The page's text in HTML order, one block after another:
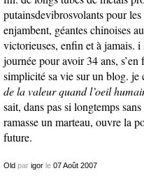
putainsdevibrosvolants pour
enjambent, géantes chinoises
victorieuses, enfin et à jamais.
journée pour avoir 34 ans,
simplicité sa vie sur un blog. je
de la valeur quand l’oeil
sait, dans pas si longtemps
ramasse un marteau, ouvre la
future.
Oldpar igorle 07 Août 2007